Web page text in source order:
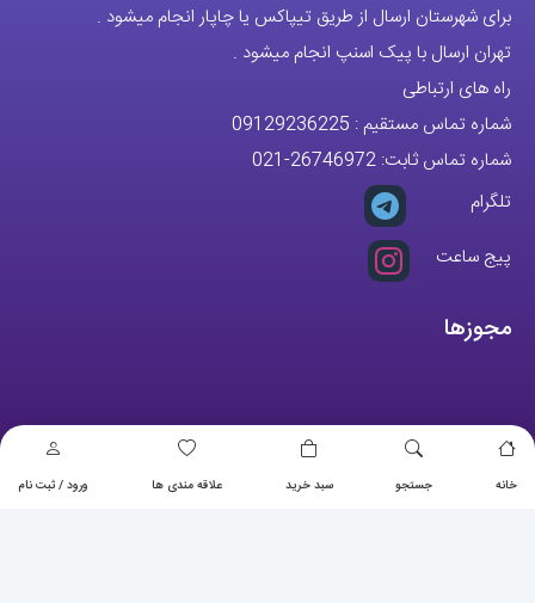
خانه جستجو سبد خرید علاقه مندی ها ورود / ثبت نام
برای شهرستان ارسال از طریق تیپاکس یا چاپار انجام میشود .
تهران ارسال با پیک اسنپ انجام میشود .
راه های ارتباطی
شماره تماس مستقیم : 09129236225
شماره تماس ثابت: 26746972
-021
تلگرام
پیج ساعت
مجوزها